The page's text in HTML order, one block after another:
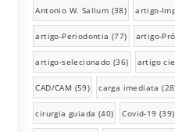
Antonio W. Sallum (38) artigo-
artigo-Periodontia (77) artigo-
artigo-selecionado (36) artigo
CAD/CAM (59) carga imediata
cirurgia guiada (40) Covid-19 (39)